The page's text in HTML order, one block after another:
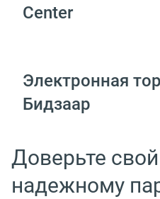
Center
Электронная
Бидзаар
Доверьте
надежному